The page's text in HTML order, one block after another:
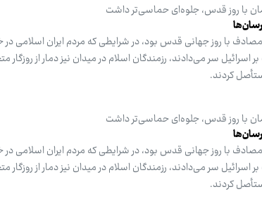
با روز قدس، جلوه‌ای حماسی‌تر داشت
با روز جهانی قدس بود، در شرایطی که مردم ایران اسلامی در
اسرائیل سر می‌دادند، رزمندگان اسلام در میدان نیز دمار از روزگار
کردند.
با روز قدس، جلوه‌ای حماسی‌تر داشت
با روز جهانی قدس بود، در شرایطی که مردم ایران اسلامی در
اسرائیل سر می‌دادند، رزمندگان اسلام در میدان نیز دمار از روزگار
کردند.